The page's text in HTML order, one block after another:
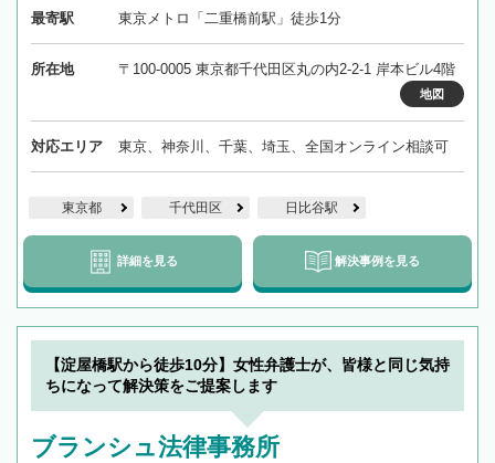
最寄駅 東京メトロ「二重橋前駅」徒歩1分
所在地 〒100-0005 東京都千代田区丸の内2-2-1 岸本ビル4階
地図
対応エリア 東京、神奈川、千葉、埼玉、全国オンライン相談可
東京都 千代田区 日比谷駅
詳細を見る 解決事例を見る
【淀屋橋駅から徒歩10分】女性弁護士が、皆様と同じ気持
ちになって解決策をご提案します
ブランシュ法律事務所